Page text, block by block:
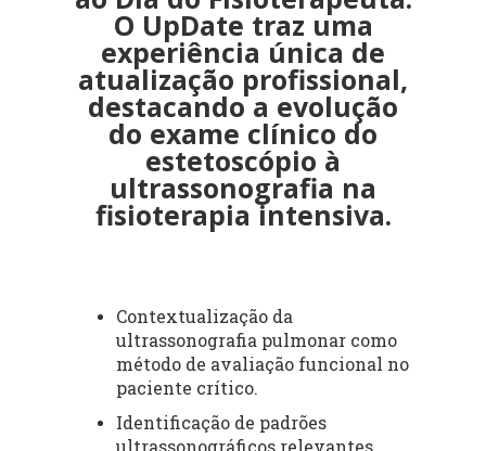
O UpDate traz uma
experiência única de
atualização profissional,
destacando a evolução
do exame clínico do
estetoscópio à
ultrassonografia na
fisioterapia intensiva.
Contextualização da
ultrassonografia pulmonar como
método de avaliação funcional no
paciente crítico.
Identificação de padrões
ultrassonográficos relevantes